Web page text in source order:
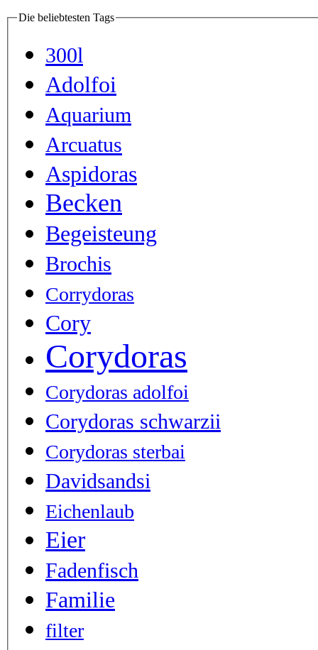
Die beliebtesten Tags
300l
Adolfoi
Aquarium
Arcuatus
Aspidoras
Becken
Begeisteung
Brochis
Corrydoras
Cory
Corydoras
Corydoras adolfoi
Corydoras schwarzii
Corydoras sterbai
Davidsandsi
Eichenlaub
Eier
Fadenfisch
Familie
filter